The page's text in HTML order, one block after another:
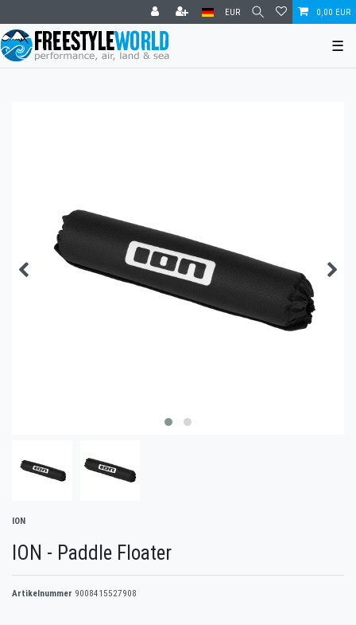
EUR 0,00 EUR
☰
ION
ION - Paddle Floater
Artikelnummer 9008415527908